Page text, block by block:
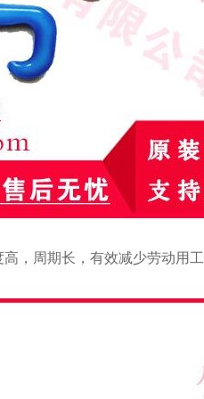
，周期长，有效减少劳动用